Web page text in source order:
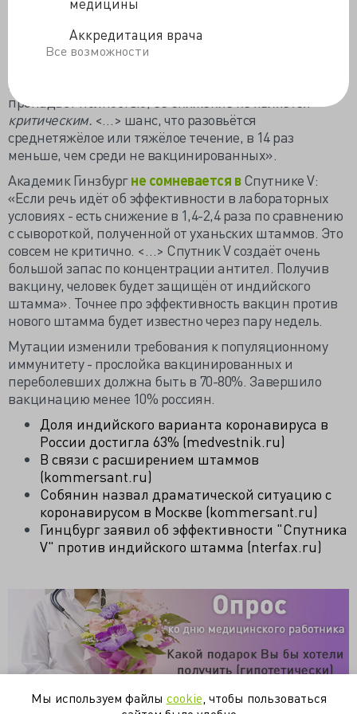
Аккредитация врача
Все возможности
не идентично усугублению тяжести клинических
Эффективность вакцинации сохраняется, но
Гущина, «вирусонейтрализующая активность…не
пропадает полностью,
критическим. <…> шанс, что разовьётся
среднетяжёлое или тяжёлое течение, в 14 раз
меньше, чем среди не вакцинированных».
Академик Гинзбургне сомневается вСпутнике V:
«Если речь идёт об эффективности в лабораторных
условиях - есть снижение в 1,4-2,4 раза по сравнению
с сывороткой, полученной от уханьских штаммов. Это
совсем не критично. <…> Спутник V создаёт очень
большой запас по концентрации антител. Получив
вакцину, человек будет защищён от индийского
штамма». Точнее про эффективность вакцин против
нового штамма будет известно через пару недель.
Мутации изменили требования к популяционному
иммунитету - прослойка вакцинированных и
переболевших должна быть в 70-80%. Завершило
вакцинацию менее 10% россиян.
Доля индийского варианта коронавируса в
России достигла 63% (medvestnik.ru)
В связи с расширением штаммов
(kommersant.ru)
Собянин назвал драматической ситуацию с
коронавирусом в Москве (kommersant.ru)
Гинцбург заявил об эффективности "Спутника
V" против индийского штамма (nterfax.ru)
Мы используем файлы cookie , чтобы пользоваться